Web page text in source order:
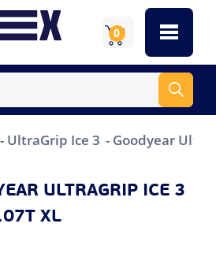
0
UltraGrip Ice 3 Goodyear
ULTRAGRIP ICE 3
XL